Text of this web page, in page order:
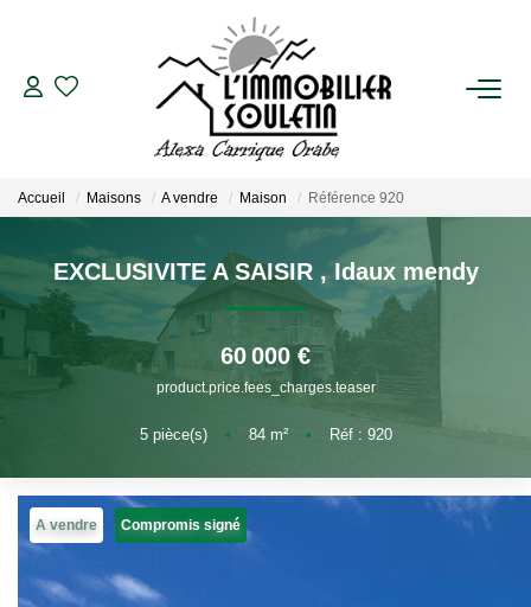
VENTES
Biens En Vente
Biens Vendus
LOCATIONS
Biens En Location
Biens Loués
NOTRE AGENCE
Accueil Maisons A vendre Maison Référence 920
EXCLUSIVITE A SAISIR ,Idaux mendy
60 000 €
product.price.fees_charges.teaser
5pièce(s) • 84m² • Réf : 920
A vendre Compromis signé